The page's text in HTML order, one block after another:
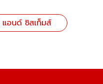
แอนด์ ซิสเท็มส์